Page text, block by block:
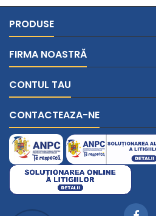
PRODUSE
FIRMA NOASTRĂ
CONTUL TAU
CONTACTEAZA-NE